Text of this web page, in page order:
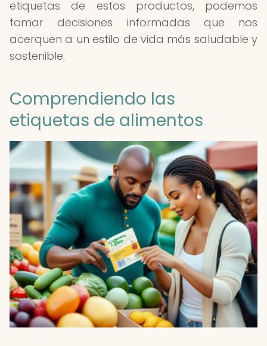
etiquetas de estos productos, podemos
tomar decisiones informadas que nos
acerquen a un estilo de vida más saludable y
sostenible.
Comprendiendo las
etiquetas de alimentos